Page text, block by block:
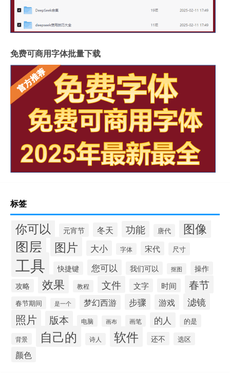
免费可商用字体批量下载
标签
你可以 元宵节 冬天 功能 唐代 图像
图层 图片 大小 字体 宋代 尺寸
工具 快捷键 您可以 我们可以 抠图
操作
攻略
效果 教程 文件 文字 时间 春节
春节期间 是一个 梦幻西游 步骤 游戏 滤镜
照片 版本 电脑 画布 画笔 的人 的是
背景 自己的 诗人 软件 还不 选区
颜色